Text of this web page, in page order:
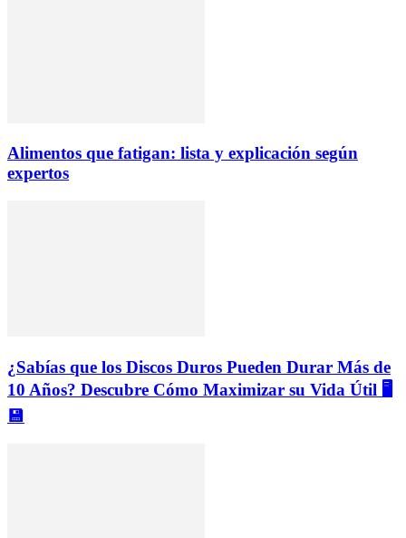
Alimentos que fatigan: lista y explicación según
expertos
¿Sabías que los Discos Duros Pueden Durar Más de
10 Años? Descubre Cómo Maximizar su Vida Útil 🖥️
💾